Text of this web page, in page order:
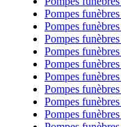
Pompes
Pompes
Pompes
Pompes
Pompes
Pompes
Pompes
Pompes
Pompes